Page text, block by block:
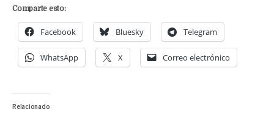
Comparte esto:
Facebook Bluesky Telegram
WhatsApp X Correo electrónico
Relacionado